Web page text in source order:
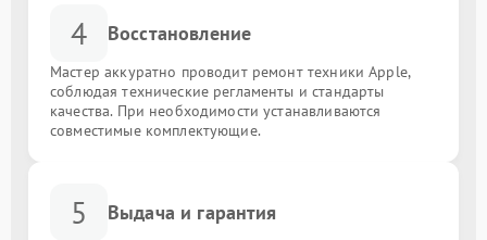
4 Восстановление
Мастер аккуратно проводит ремонт техники Apple,
соблюдая технические регламенты и стандарты
качества. При необходимости устанавливаются
совместимые комплектующие.
5 Выдача и гарантия